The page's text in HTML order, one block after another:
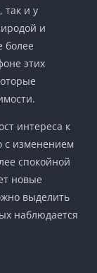
так и у
и
более
этих
интереса к
с изменением
спокойной
новые
выделить
наблюдается